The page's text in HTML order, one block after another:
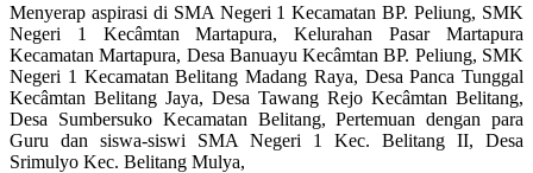
Menyerap aspirasi di SMA Negeri 1 Kecamatan BP. Peliung, SMK
Negeri 1 Kecâmtan Martapura, Kelurahan Pasar Martapura
Kecamatan Martapura, Desa Banuayu Kecâmtan BP. Peliung, SMK
Negeri 1 Kecamatan Belitang Madang Raya, Desa Panca Tunggal
Kecâmtan Belitang Jaya, Desa Tawang Rejo Kecâmtan Belitang,
Desa Sumbersuko Kecamatan Belitang, Pertemuan dengan para
Guru dan siswa-siswi SMA Negeri 1 Kec. Belitang II, Desa
Srimulyo Kec. Belitang Mulya,